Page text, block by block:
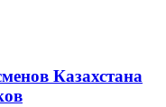
Казахстана